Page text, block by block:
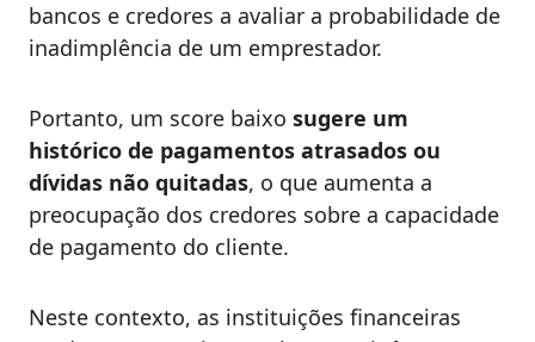
bancos e credores a avaliar a probabilidade de
inadimplência de um emprestador.
Portanto, um score baixo sugere um
histórico de pagamentos atrasados ou
dívidas não quitadas, o que aumenta a
preocupação dos credores sobre a capacidade
de pagamento do cliente.
Neste contexto, as instituições financeiras